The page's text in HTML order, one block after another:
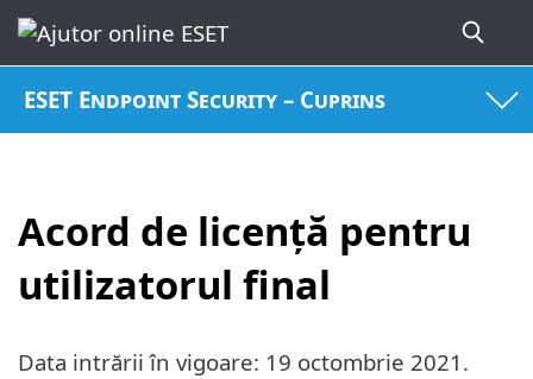
ESET Endpoint Security – Cuprins
Acord de licenţă pentru
utilizatorul final
Data intrării în vigoare: 19 octombrie 2021 .